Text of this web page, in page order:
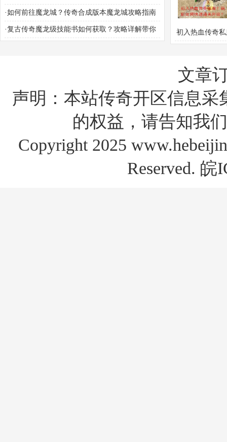
·如何前往魔龙城？传奇合成版本魔龙城攻略指南
·复古传奇魔龙级技能书如何获取？攻略详解带你 初入热血传奇
文章
声明：本站传奇开区信息
的权益，请告知我
Copyright 2025
Reserved. 皖